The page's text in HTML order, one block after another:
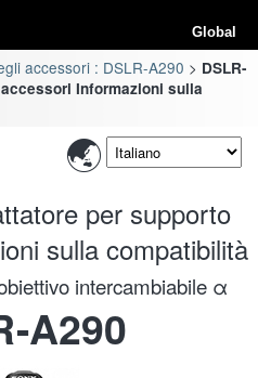
Global
accessori : DSLR-A290
DSLR-
Informazioni sulla
per supporto
sulla compatibilità
intercambiabile α
A290